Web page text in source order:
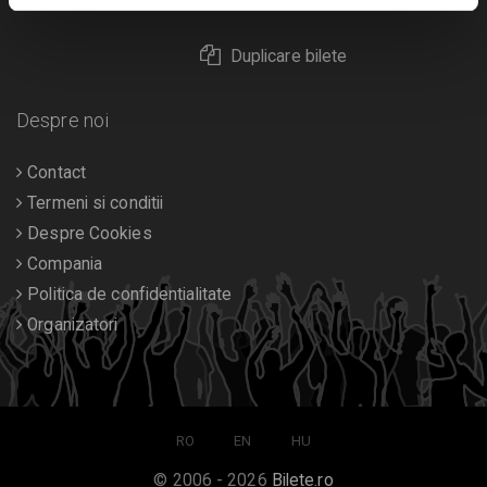
Duplicare bilete
Despre noi
Contact
Termeni si conditii
Despre Cookies
Compania
Politica de confidentialitate
Organizatori
RO EN HU
© 2006 - 2026 Bilete.ro